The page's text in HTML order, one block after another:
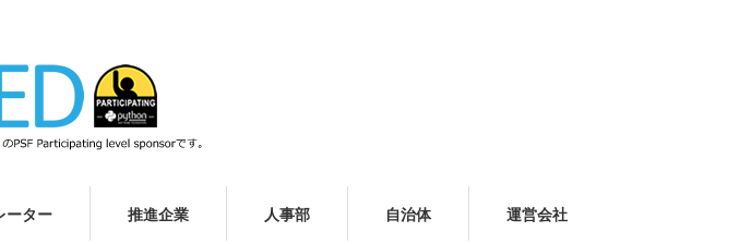
ーター 推進企業 人事部 自治体 運営会社